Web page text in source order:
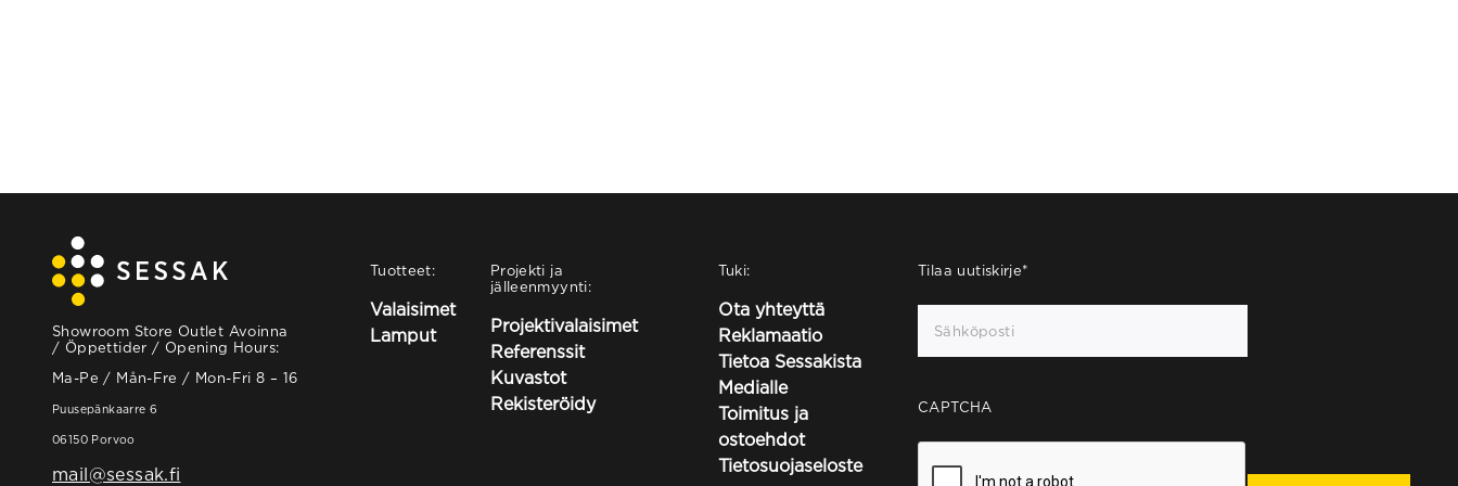
Showroom Store Outlet Avoinna
/ Öppettider / Opening Hours:
Ma-Pe / Mån-Fre / Mon-Fri 8 – 16
Puusepänkaarre 6
06150 Porvoo
mail@sessak.fi
Tuotteet:
Valaisimet
Lamput
Projekti ja
jälleenmyynti:
Projektivalaisimet
Referenssit
Kuvastot
Rekisteröidy
Tuki:
Ota yhteyttä
Reklamaatio
Tietoa Sessakista
Medialle
Toimitus ja
ostoehdot
Tietosuojaseloste
Tilaa uutiskirje*
CAPTCHA